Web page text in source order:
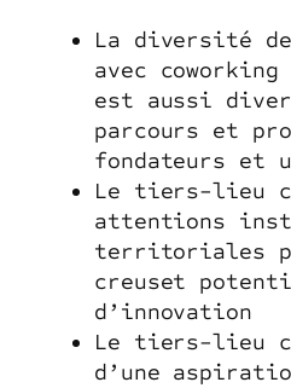
La diversité
avec
est aussi
parcours et
fondateurs et
Le tiers-lieu
attentions
territoriales
creuset
d’innovation
Le tiers-lieu
d’une